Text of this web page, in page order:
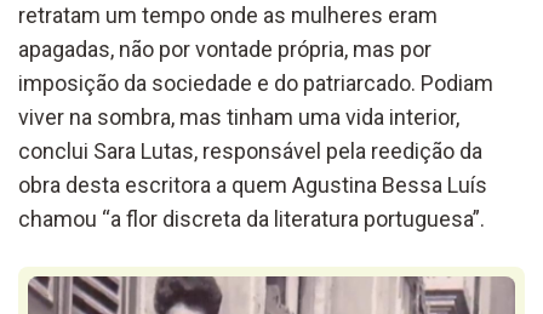
retratam um tempo onde as mulheres eram
apagadas, não por vontade própria, mas por
imposição da sociedade e do patriarcado. Podiam
viver na sombra, mas tinham uma vida interior,
conclui Sara Lutas, responsável pela reedição da
obra desta escritora a quem Agustina Bessa Luís
chamou “a flor discreta da literatura portuguesa”.